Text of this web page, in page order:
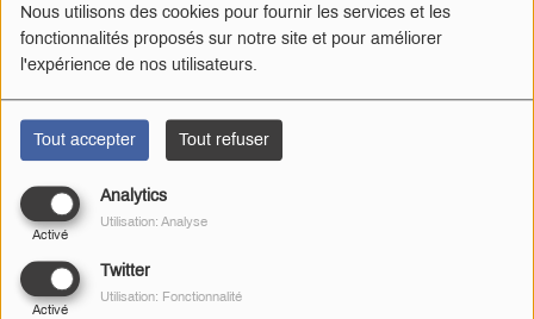
Nous utilisons des cookies pour fournir les services et les
fonctionnalités proposés sur notre site et pour améliorer
l'expérience de nos utilisateurs.
Tout accepter Tout refuser
Analytics
Activé
Utilisation: Analyse
Twitter
Activé
Utilisation: Fonctionnalité
"IL Y A UN INTÉRÊT
POUR LA DÉMARCHE" :
LA COOPÉRATIVE DES
ÉLEVEURS BIO DU
POITOU GRANDIT UN
PEU PLUS CHAQUE
VEILON